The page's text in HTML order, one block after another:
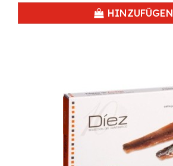
HINZUFÜGEN